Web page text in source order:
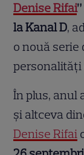
Denise Rifai
la Kanal D,
o nouă
personalități
În plus, anul
și altceva
Denise Rifai